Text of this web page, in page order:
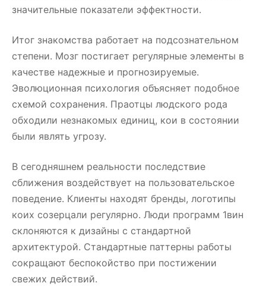
значительные показатели эффектности.
Итог знакомства работает на подсознательном
степени. Мозг постигает регулярные элементы в
качестве надежные и прогнозируемые.
Эволюционная психология объясняет подобное
схемой сохранения. Праотцы людского рода
обходили незнакомых единиц, кои в состоянии
были являть угрозу.
В сегодняшнем реальности последствие
сближения воздействует на пользовательское
поведение. Клиенты находят бренды, логотипы
коих созерцали регулярно. Люди программ 1вин
склоняются к дизайны с стандартной
архитектурой. Стандартные паттерны работы
сокращают беспокойство при постижении
свежих действий.